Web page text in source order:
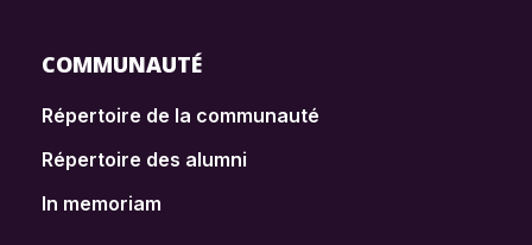
COMMUNAUTÉ
Répertoire de la communauté
Répertoire des alumni
In memoriam